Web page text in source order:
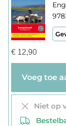
€12,90
Niet op